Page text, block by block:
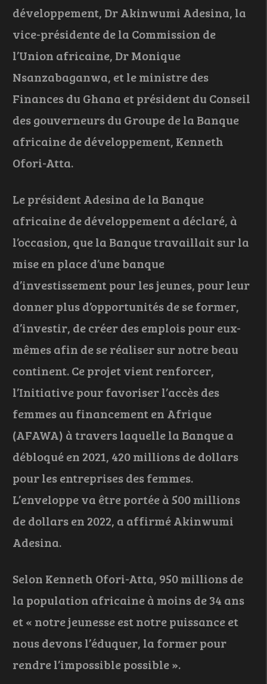
développement, Dr Akinwumi Adesina, la
vice-présidente de la Commission de
l’Union africaine, Dr Monique
Nsanzabaganwa, et le ministre des
Finances du Ghana et président du Conseil
des gouverneurs du Groupe de la Banque
africaine de développement, Kenneth
Ofori-Atta.
Le président Adesina de la Banque
africaine de développement a déclaré, à
l’occasion, que la Banque travaillait sur la
mise en place d’une banque
d’investissement pour les jeunes, pour leur
donner plus d’opportunités de se former,
d’investir, de créer des emplois pour eux-
mêmes afin de se réaliser sur notre beau
continent. Ce projet vient renforcer,
l’Initiative pour favoriser l’accès des
femmes au financement en Afrique
(AFAWA) à travers laquelle la Banque a
débloqué en 2021, 420 millions de dollars
pour les entreprises des femmes.
L’enveloppe va être portée à 500 millions
de dollars en 2022, a affirmé Akinwumi
Adesina.
Selon Kenneth Ofori-Atta, 950 millions de
la population africaine à moins de 34 ans
et « notre jeunesse est notre puissance et
nous devons l’éduquer, la former pour
rendre l’impossible possible ».